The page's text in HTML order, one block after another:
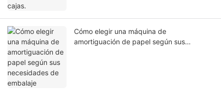
Cómo elegir una máquina de
amortiguación de papel según sus